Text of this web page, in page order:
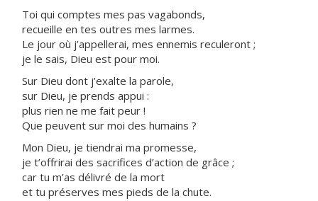
Toi qui comptes mes pas vagabonds,
recueille en tes outres mes larmes.
Le jour où j’appellerai, mes ennemis reculeront ;
je le sais, Dieu est pour moi.
Sur Dieu dont j’exalte la parole,
sur Dieu, je prends appui :
plus rien ne me fait peur !
Que peuvent sur moi des humains ?
Mon Dieu, je tiendrai ma promesse,
je t’offrirai des sacrifices d’action de grâce ;
car tu m’as délivré de la mort
et tu préserves mes pieds de la chute.